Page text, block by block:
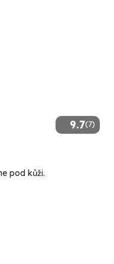
9.7(7)
pod kůži.